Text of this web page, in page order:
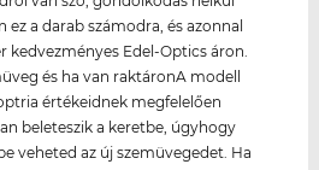
ez a darab számodra, és azonnal
kedvezményes Edel-Optics áron.
és ha van raktáronA modell
értékeidnek megfelelően
beleteszik a keretbe, úgyhogy
veheted az új szemüvegedet. Ha